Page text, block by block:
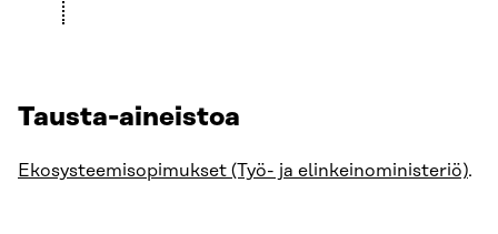
Tausta-aineistoa
Ekosysteemisopimukset (Työ- ja elinkeinoministeriö).